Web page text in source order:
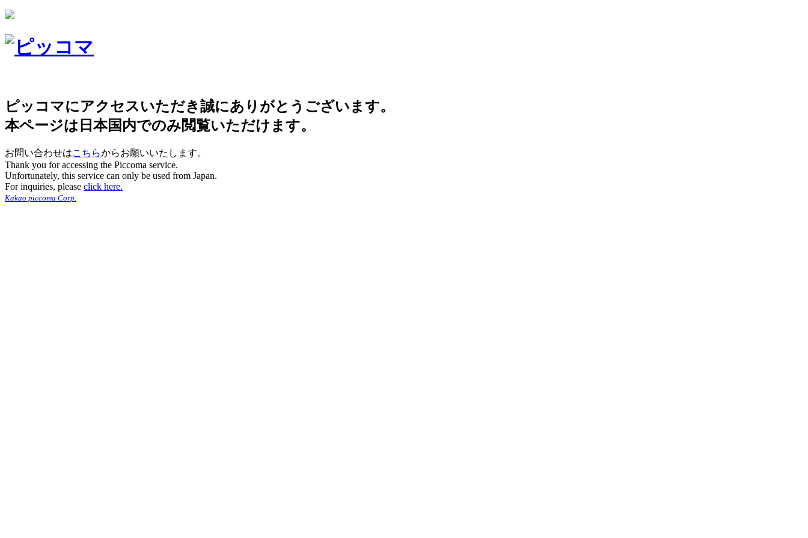
ピッコマにアクセスいただき誠にありがとうございます。
本ページは日本国内でのみ閲覧いただけます。
お問い合わせはこちらからお願いいたします。
Thank you for accessing the Piccoma service.
Unfortunately, this service can only be used from Japan.
For inquiries, please click here.
Kakao piccoma Corp.